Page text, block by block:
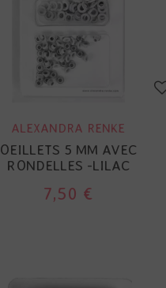
ALEXANDRA RENKE
OEILLETS 5 MM AVEC
RONDELLES -LILAC
7,50 €